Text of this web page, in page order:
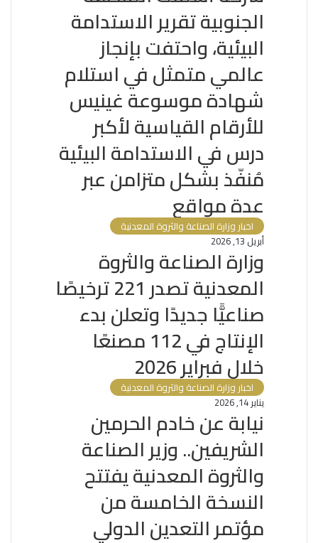
الجنوبية تقرير الاستدامة
البيئية، واحتفت بإنجاز
عالمي متمثل في استلام
شهادة موسوعة غينيس
للأرقام القياسية لأكبر
درس في الاستدامة البيئية
مُنفّذ بشكل متزامن عبر
عدة مواقع
اخبار وزارة الصناعة والثروة المعدنية
أبريل 13, 2026
وزارة الصناعة والثروة
المعدنية تصدر 221 ترخيصًا
صناعيًّا جديدًا وتعلن بدء
الإنتاج في 112 مصنعًا
خلال فبراير 2026
اخبار وزارة الصناعة والثروة المعدنية
يناير 14, 2026
نيابة عن خادم الحرمين
الشريفين.. وزير الصناعة
والثروة المعدنية يفتتح
النسخة الخامسة من
مؤتمر التعدين الدولي